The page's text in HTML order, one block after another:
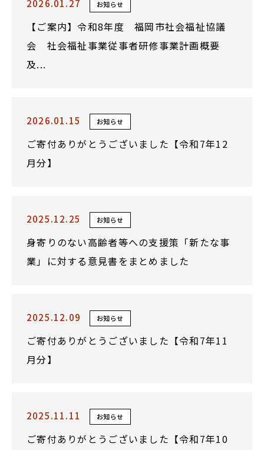
2026.01.27 お知らせ
【ご案内】令和8年度 福岡市社会福祉協議
会 社会福祉事業従事者研修事業計画概要
及...
2026.01.15 お知らせ
ご寄付ありがとうございました【令和7年12
月分】
2025.12.25 お知らせ
身寄りのない高齢者等への支援策「新たな事
業」に対する意見書をまとめました
2025.12.09 お知らせ
ご寄付ありがとうございました【令和7年11
月分】
2025.11.11 お知らせ
ご寄付ありがとうございました【令和7年10